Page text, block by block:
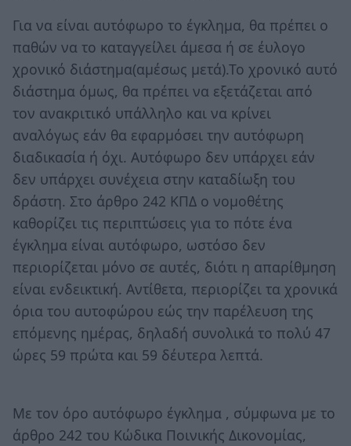
Για να είναι αυτόφωρο το έγκλημα, θα πρέπει ο
παθών να το καταγγείλει άμεσα ή σε έυλογο
χρονικό διάστημα(αμέσως μετά).Το χρονικό αυτό
διάστημα όμως, θα πρέπει να εξετάζεται από
τον ανακριτικό υπάλληλο και να κρίνει
αναλόγως εάν θα εφαρμόσει την αυτόφωρη
διαδικασία ή όχι. Αυτόφωρο δεν υπάρχει εάν
δεν υπάρχει συνέχεια στην καταδίωξη του
δράστη. Στο άρθρο 242 ΚΠΔ ο νομοθέτης
καθορίζει τις περιπτώσεις για το πότε ένα
έγκλημα είναι αυτόφωρο, ωστόσο δεν
περιορίζεται μόνο σε αυτές, διότι η απαρίθμηση
είναι ενδεικτική. Αντίθετα, περιορίζει τα χρονικά
όρια του αυτοφώρου εώς την παρέλευση της
επόμενης ημέρας, δηλαδή συνολικά το πολύ 47
ώρες 59 πρώτα και 59 δέυτερα λεπτά.
Με τον όρο αυτόφωρο έγκλημα , σύμφωνα με το
άρθρο 242 του Κώδικα Ποινικής Δικονομίας,